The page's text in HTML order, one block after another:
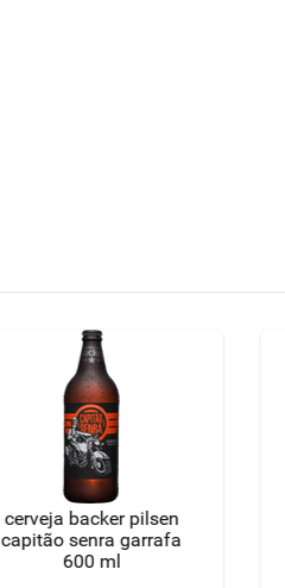
cerveja backer pilsen
capitão senra garrafa
600 ml